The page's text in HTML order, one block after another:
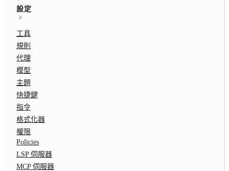
設定
工具
規則
代理
模型
主題
快捷鍵
指令
格式化器
權限
Policies
LSP 伺服器
MCP 伺服器